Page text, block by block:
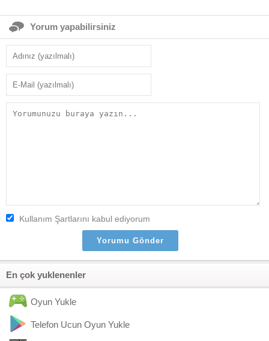
Yorum yapabilirsiniz
Kullanım Şartlarını kabul ediyorum
En çok yuklenenler
Oyun Yukle
Telefon Ucun Oyun Yukle